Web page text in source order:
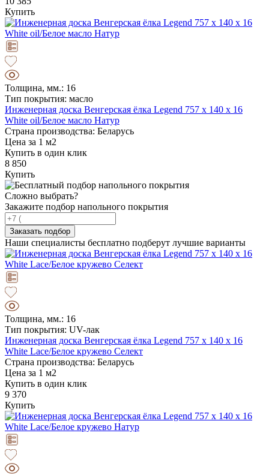
Купить
Толщина, мм.: 16
Тип покрытия: масло
Инженерная доска Венгерская ёлка Legend 757 х 140 х 16
White oil/Белое масло Натур
Страна производства: Беларусь
Цена за 1 м2
Купить в один клик
8 850
Купить
Сложно выбрать?
Закажите подбор напольного покрытия
Заказать подбор
Наши специалисты бесплатно подберут лучшие варианты
Толщина, мм.: 16
Тип покрытия: UV-лак
Инженерная доска Венгерская ёлка Legend 757 х 140 х 16
White Lace/Белое кружево Селект
Страна производства: Беларусь
Цена за 1 м2
Купить в один клик
9 370
Купить